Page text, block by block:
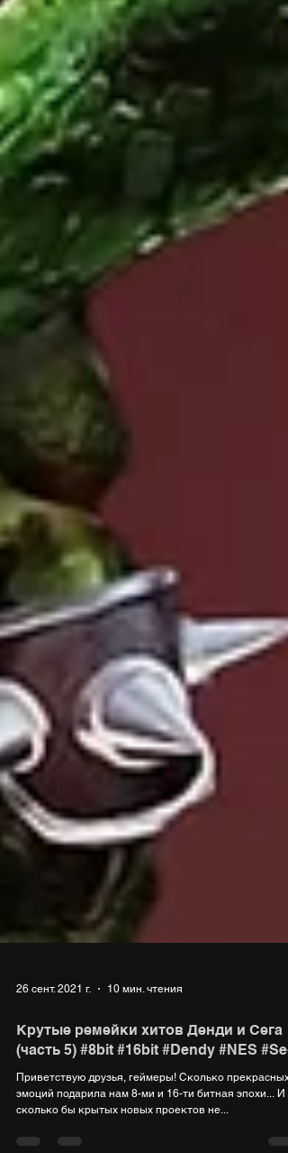
26 сент. 2021 г. 10 мин. чтения
(часть 5) #8bit #16bit #Dendy #NES
Приветствую друзья, геймеры! Сколько прекрасных
сколько бы крытых новых проектов не...